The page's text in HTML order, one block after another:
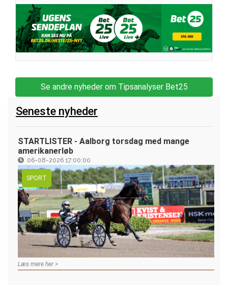
Se andre nyheder om Tipsanalyser Bet25
Seneste nyheder
STARTLISTER - Aalborg torsdag med mange
amerikanerløb
06-08-2026 17:00:00
SPORT
Læs mere her >